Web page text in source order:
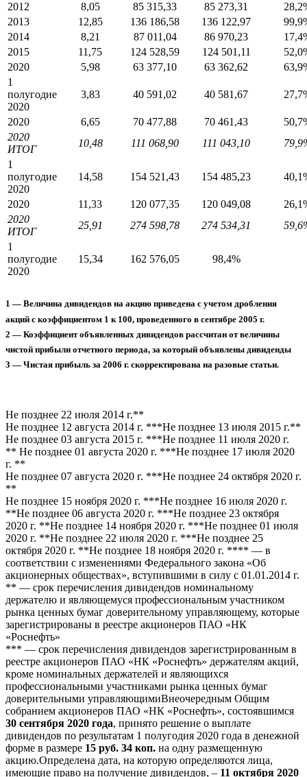
2012
8,05 85 315,33 85 273,31
2013
12,85 136 186,58 136 122,97
2014
8,21 87 011,04 86 970,23
2015
11,75 124 528,59 124 501,11
2020
5,98 63 377,10 63 362,62
1
полугодие
2020
3,83 40 591,02 40 581,67
2020 6,65 70 477,88 70 461,43
2020
ИТОГ
10,48 111 068,90 111 043,10
1
полугодие
2020
14,58 154 521,43 154 485,23
2020 11,33 120 077,35 120 049,08
2020
ИТОГ
25,91 274 598,78 274 534,31
1
полугодие
2020
15,34 162 576,05 98,4%
1 — Величина дивидендов на акцию приведена с учетом дробления
акций с коэффициентом 1 к 100, проведенного в сентябре 2005 г.
2 — Коэффициент объявленных дивидендов рассчитан от величины
чистой прибыли отчетного периода, за который объявлены дивиденды
3 — Чистая прибыль за 2006 г. скорректирована на разовые статьи.
Не позднее 22 июля 2014 г.**
Не позднее 12 августа 2014 г. ***Не позднее 13 июля 2015 г.**
Не позднее 03 августа 2015 г. ***Не позднее 11 июля 2020 г.
** Не позднее 01 августа 2020 г. ***Не позднее 17 июля 2020
г. **
Не позднее 07 августа 2020 г. ***Не позднее 24 октября 2020 г.
**
Не позднее 15 ноября 2020 г. ***Не позднее 16 июля 2020 г.
**Не позднее 06 августа 2020 г. ***Не позднее 23 октября
2020 г. **Не позднее 14 ноября 2020 г. ***Не позднее 01 июля
2020 г. **Не позднее 22 июля 2020 г. ***Не позднее 25
октября 2020 г. **Не позднее 18 ноября 2020 г. **** — в
соответствии с изменениями Федерального закона «Об
акционерных обществах», вступившими в силу с 01.01.2014 г.
** — срок перечисления дивидендов номинальному
держателю и являющемуся профессиональным участником
рынка ценных бумаг доверительному управляющему, которые
зарегистрированы в реестре акционеров ПАО «НК
«Роснефть»
*** — срок перечисления дивидендов зарегистрированным в
реестре акционеров ПАО «НК «Роснефть» держателям акций,
кроме номинальных держателей и являющихся
профессиональными участниками рынка ценных бумаг
доверительными управляющимиВнеочередным Общим
собранием акционеров ПАО «НК «Роснефть», состоявшимся
30 сентября 2020 года, принято решение о выплате
дивидендов по результатам 1 полугодия 2020 года в денежной
форме в размере 15 руб. 34 коп. на одну размещенную
акцию.Определена дата, на которую определяются лица,
имеющие право на получение дивидендов, – 11 октября 2020